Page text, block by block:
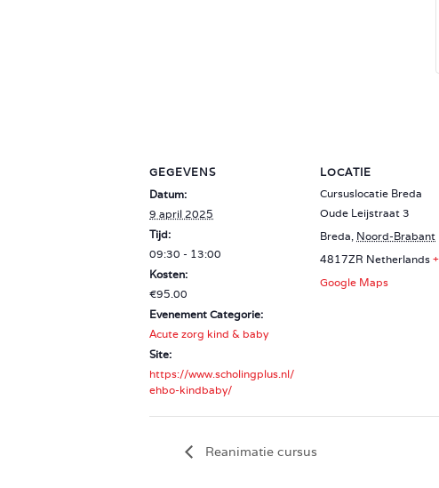
GEGEVENS
Datum:
9 april 2025
Tijd:
09:30 - 13:00
Kosten:
€95.00
Evenement Categorie:
Acute zorg kind & baby
Site:
https://www.scholingplus.nl/
ehbo-kindbaby/
LOCATIE
Cursuslocatie Breda
Oude Leijstraat 3
Breda, Noord-Brabant
4817ZR Netherlands +
Google Maps
Reanimatie cursus